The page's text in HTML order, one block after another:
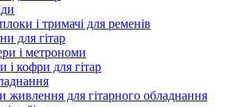
і тримачі для ременів
для гітар
і метрономи
і кофри для гітар
живлення для гітарного обладнання